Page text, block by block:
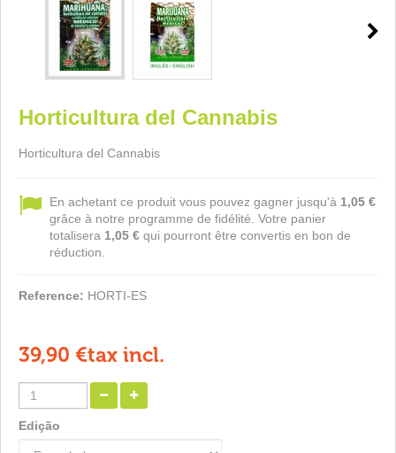
Horticultura del Cannabis
Horticultura del Cannabis
En achetant ce produit vous pouvez gagner jusqu'à 1,05 €
grâce à notre programme de fidélité. Votre panier
totalisera 1,05 € qui pourront être convertis en bon de
réduction.
Reference: HORTI-ES
39,90 €tax incl.
Edição